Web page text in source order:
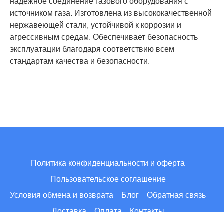
источником газа. Изготовлена из высококачественной
нержавеющей стали, устойчивой к коррозии и
агрессивным средам. Обеспечивает безопасность
эксплуатации благодаря соответствию всем
стандартам качества и безопасности.
Политика конфиденциальности и оферта
Пользовательское соглашение
Условия обмена и возврата
Блог
Обратная связь